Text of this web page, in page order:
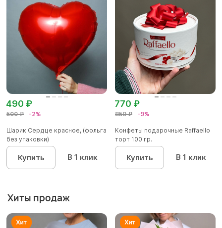
500 ₽ -2%
490 ₽
Шарик Сердце красное, (фольга
без упаковки)
Купить В 1 клик
850 ₽ -9%
770 ₽
Конфеты подарочные Raffaello
торт 100 гр.
Купить В 1 клик
Хиты продаж